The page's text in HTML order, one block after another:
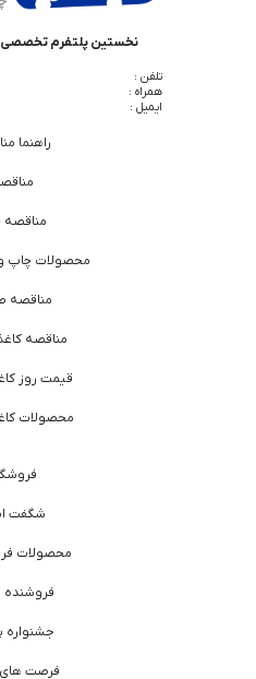
نخستین پلتفرم تخصصی
تلفن :
همراه :
ایمیل :
راهنما
مناقصه
محصولات چاپ
مناقصه
مناقصه
قیمت روز
محصولات
شگفت
محصولات
جشنواره
فرصت